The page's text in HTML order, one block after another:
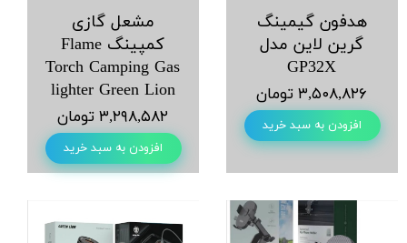
هدفون گیمینگ
گرین لاین مدل
GP32X
۳,۵۰۸,۸۲۶ تومان
افزودن به سبد خرید
مشعل گازی
کمپینگ Flame
Torch Camping Gas
lighter Green Lion
۳,۲۹۸,۵۸۲ تومان
افزودن به سبد خرید